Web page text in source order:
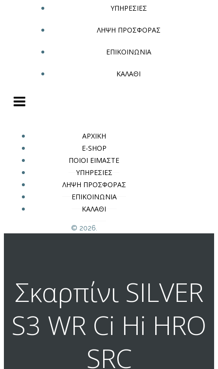
ΥΠΗΡΕΣΙΕΣ
ΛΗΨΗ ΠΡΟΣΦΟΡΑΣ
ΕΠΙΚΟΙΝΩΝΙΑ
ΚΑΛΑΘΙ
ΑΡΧΙΚΗ
E-SHOP
ΠΟΙΟΙ ΕΙΜΑΣΤΕ
ΥΠΗΡΕΣΙΕΣ
ΛΗΨΗ ΠΡΟΣΦΟΡΑΣ
ΕΠΙΚΟΙΝΩΝΙΑ
ΚΑΛΑΘΙ
© 2026.
Σκαρπίνι SILVER
S3 WR Ci Hi HRO
SRC